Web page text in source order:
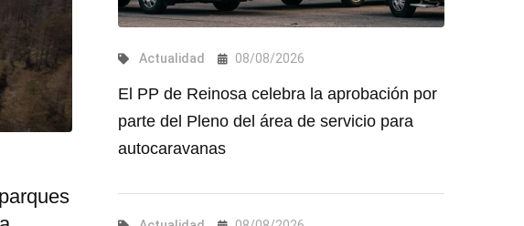
Actualidad 08/08/2026
El PP de Reinosa celebra la aprobación por
parte del Pleno del área de servicio para
autocaravanas